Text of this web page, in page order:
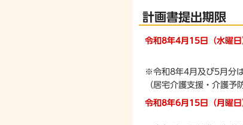
計画書提出期限
令和8年4月15日（水曜日
※令和8年4月及び5月分
（居宅介護支援・介護予
令和8年6月15日（月曜日